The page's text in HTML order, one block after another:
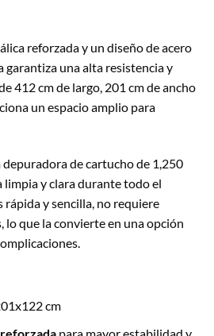
reforzada y un diseño de acero
garantiza una alta resistencia y
412 cm de largo, 201 cm de ancho
un espacio amplio para
de cartucho de 1,250
limpia y clara durante todo el
rápida y sencilla, no requiere
lo que la convierte en una opción
cm
para mayor estabilidad y